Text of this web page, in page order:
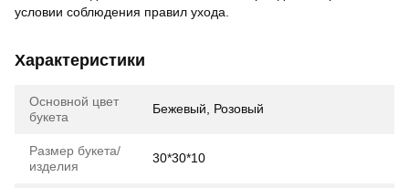
условии соблюдения правил ухода.
Характеристики
Основной цвет
букета
Бежевый, Розовый
Размер букета/
изделия
30*30*10